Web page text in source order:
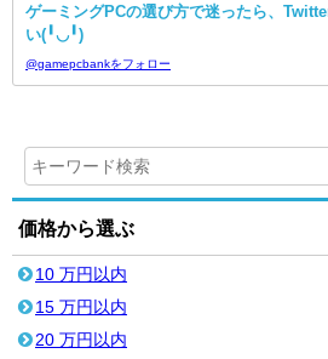
ゲーミングPCの選び方で迷ったら、
い(╹◡╹)
@gamepcbankをフォロー
価格から選ぶ
10 万円以内
15 万円以内
20 万円以内